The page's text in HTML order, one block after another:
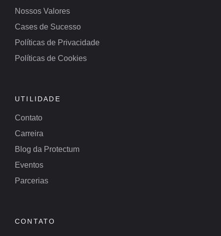
Nossos Valores
Cases de Sucesso
Políticas de Privacidade
Políticas de Cookies
UTILIDADE
Contato
Carreira
Blog da Protectum
Eventos
Parcerias
CONTATO